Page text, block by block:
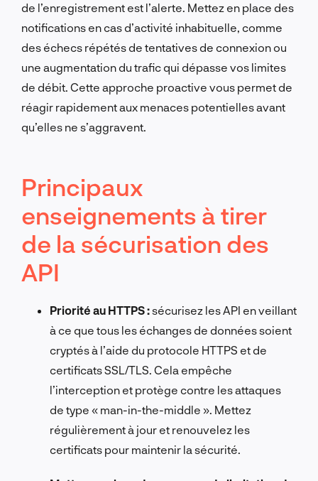
de l’enregistrement est l’alerte. Mettez en place des
notifications en cas d’activité inhabituelle, comme
des échecs répétés de tentatives de connexion ou
une augmentation du trafic qui dépasse vos limites
de débit. Cette approche proactive vous permet de
réagir rapidement aux menaces potentielles avant
qu’elles ne s’aggravent.
Principaux
enseignements à tirer
de la sécurisation des
API
Priorité au HTTPS :sécurisez les API en veillant
à ce que tous les échanges de données soient
cryptés à l’aide du protocole HTTPS et de
certificats SSL/TLS. Cela empêche
l’interception et protège contre les attaques
de type « man-in-the-middle ». Mettez
régulièrement à jour et renouvelez les
certificats pour maintenir la sécurité.